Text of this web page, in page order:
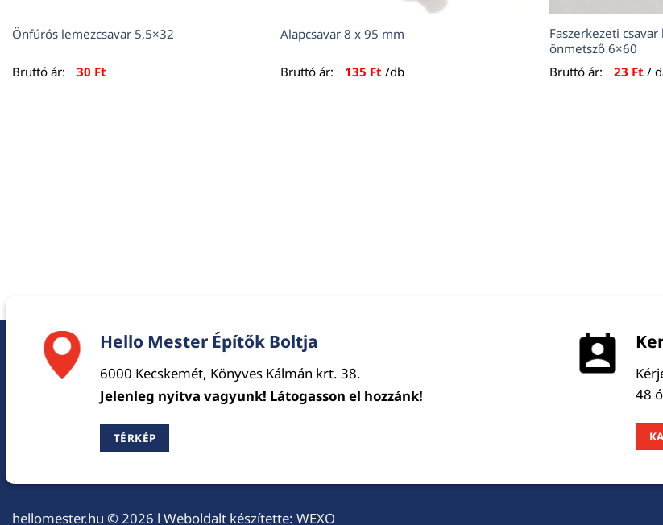
Önfúrós lemezcsavar 5,5×32
Bruttó ár: 30 Ft
Alapcsavar 8 x 95 mm
Bruttó ár: 135 Ft /db
Faszerkezeti
önmetsző 6×60
Bruttó ár:
23 Ft /
Hello Mester Építők Boltja
6000 Kecskemét, Könyves Kálmán krt. 38.
Jelenleg nyitva vagyunk! Látogasson el hozzánk!
TÉRKÉP
48
hellomester.hu © 2026 l Weboldalt készítette: WEXO